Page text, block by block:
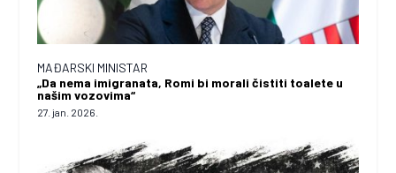
MAĐARSKI MINISTAR
„Da nema imigranata, Romi bi morali čistiti toalete u
našim vozovima“
27. jan. 2026.